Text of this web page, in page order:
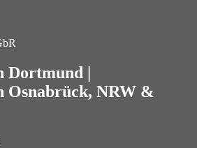
Dortmund |
Osnabrück, NRW &